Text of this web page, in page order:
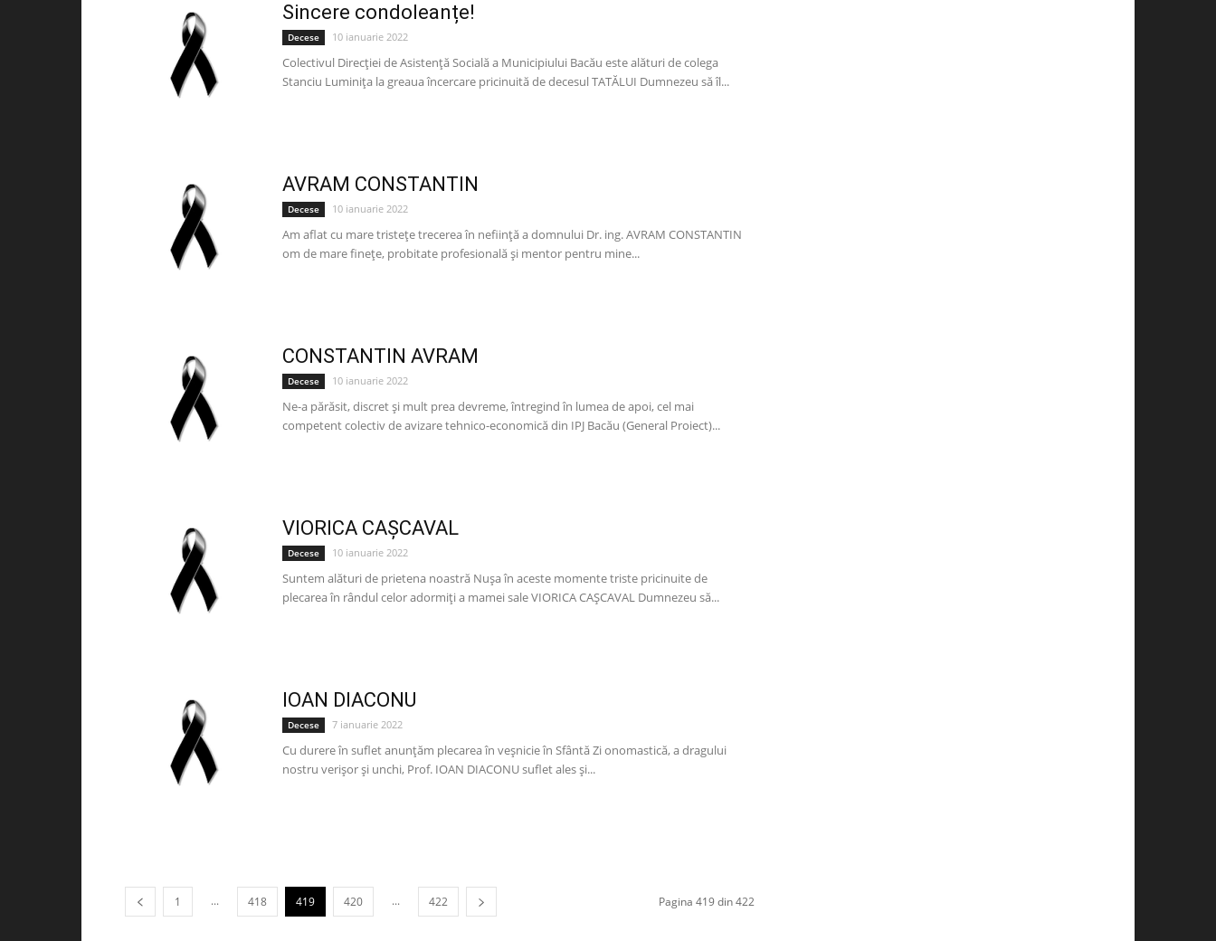
Sincere condoleanțe!
Decese 10 ianuarie 2022
Colectivul Direcției de Asistență Socială a Municipiului Bacău este alături de colega
Stanciu Luminița la greaua încercare pricinuită de decesul TATĂLUI Dumnezeu să îl...
AVRAM CONSTANTIN
Decese 10 ianuarie 2022
Am aflat cu mare tristețe trecerea în neființă a domnului Dr. ing. AVRAM CONSTANTIN
om de mare finețe, probitate profesională și mentor pentru mine...
CONSTANTIN AVRAM
Decese 10 ianuarie 2022
Ne-a părăsit, discret și mult prea devreme, întregind în lumea de apoi, cel mai
competent colectiv de avizare tehnico-economică din IPJ Bacău (General Proiect)...
VIORICA CAȘCAVAL
Decese 10 ianuarie 2022
Suntem alături de prietena noastră Nușa în aceste momente triste pricinuite de
plecarea în rândul celor adormiți a mamei sale VIORICA CAȘCAVAL Dumnezeu să...
IOAN DIACONU
Decese 7 ianuarie 2022
Cu durere în suflet anunțăm plecarea în veșnicie în Sfântă Zi onomastică, a dragului
nostru verișor și unchi, Prof. IOAN DIACONU suflet ales și...
1 ... 418 419 420 ... 422 Pagina 419 din 422